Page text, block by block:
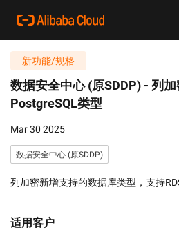
新功能/规格
数据安全中心 (原SDDP) - 列加
PostgreSQL类型
Mar 30 2025
数据安全中心 (原SDDP)
列加密新增支持的数据库类型，支持
适用客户